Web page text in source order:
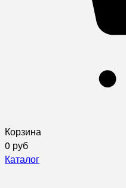
Корзина
0 руб
Каталог